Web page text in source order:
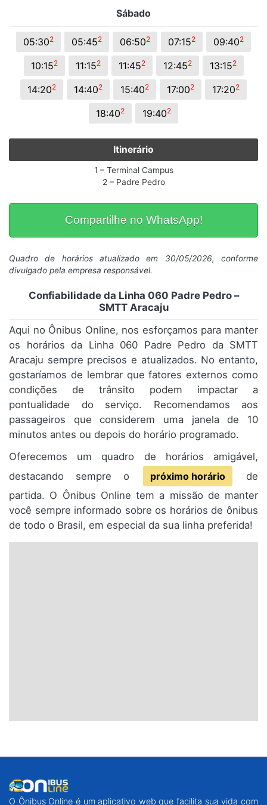
Sábado
05:302 05:452 06:502 07:152 09:402
10:152 11:152 11:452 12:452 13:152
14:202 14:402 15:402 17:002 17:202
18:402 19:402
Itinerário
1 – Terminal Campus
2 – Padre Pedro
Compartilhe no WhatsApp!
Quadro de horários atualizado em 30/05/2026, conforme
divulgado pela empresa responsável.
Confiabilidade da Linha 060 Padre Pedro –
SMTT Aracaju
Aqui no Ônibus Online, nos esforçamos para manter
os horários da Linha 060 Padre Pedro da SMTT
Aracaju sempre precisos e atualizados. No entanto,
gostaríamos de lembrar que fatores externos como
condições de trânsito podem impactar a
pontualidade do serviço. Recomendamos aos
passageiros que considerem uma janela de 10
minutos antes ou depois do horário programado.
Oferecemos um quadro de horários amigável,
destacando sempre o
próximo horário
de
partida. O Ônibus Online tem a missão de manter
você sempre informado sobre os horários de ônibus
de todo o Brasil, em especial da sua linha preferida!
O Ônibus Online é um aplicativo web que facilita sua vida com